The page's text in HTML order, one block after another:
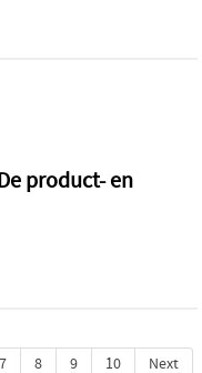
product- en
7 8 9 10 Next